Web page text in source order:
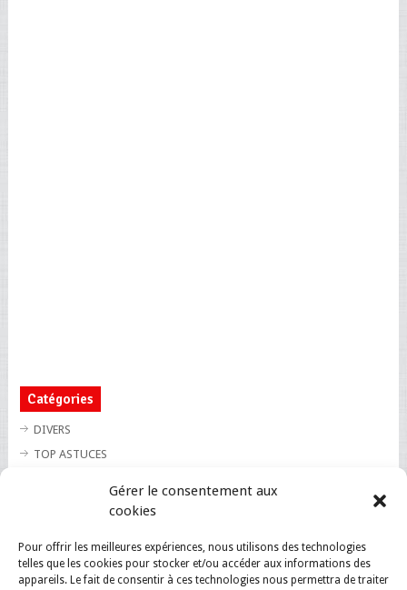
Gérer le consentement aux
cookies
Pour offrir les meilleures expériences, nous utilisons des technologies
telles que les cookies pour stocker et/ou accéder aux informations des
appareils. Le fait de consentir à ces technologies nous permettra de traiter
Catégories
DIVERS
TOP ASTUCES
TOP INSOLITE
TOP SANTE